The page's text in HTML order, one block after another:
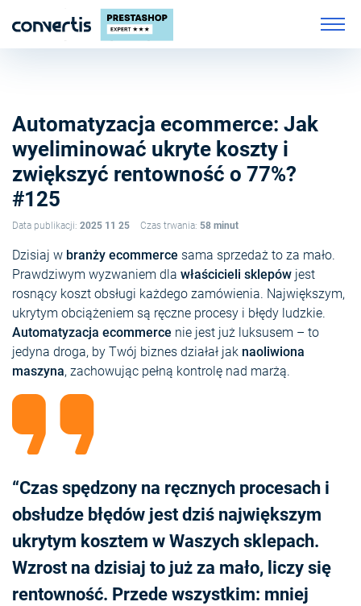
Automatyzacja ecommerce: Jak
wyeliminować ukryte koszty i
zwiększyć rentowność o 77%?
#125
Data publikacji: 2025 11 25 Czas trwania: 58 minut
Dzisiaj w branży ecommerce sama sprzedaż to za mało.
Prawdziwym wyzwaniem dla właścicieli sklepów jest
rosnący koszt obsługi każdego zamówienia. Największym,
ukrytym obciążeniem są ręczne procesy i błędy ludzkie.
Automatyzacja ecommerce nie jest już luksusem – to
jedyna droga, by Twój biznes działał jak naoliwiona
maszyna, zachowując pełną kontrolę nad marżą.
“Czas spędzony na ręcznych procesach i
obsłudze błędów jest dziś największym
ukrytym kosztem w Waszych sklepach.
Wzrost na dzisiaj to już za mało, liczy się
rentowność. Przede wszystkim: mniej